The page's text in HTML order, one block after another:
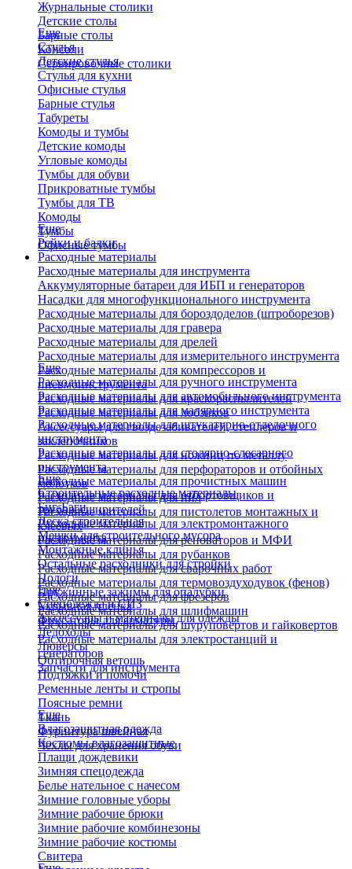
Журнальные столики
​Детские столы
Барные столы
Консоли
Сервировочные столики
Еще
Стулья
Детские стулья
Стулья для кухни
Офисные стулья
Барные стулья
Табуреты
Комоды и тумбы
Детские комоды
Угловые комоды
Тумбы для обуви
Прикроватные тумбы
Тумбы для ТВ
Комоды
Тумбы
Офисные тумбы
Еще
Рейки и балки
Расходные материалы
Расходные материалы для инструмента
Аккумуляторные батареи для ИБП и генераторов
Насадки для многофункционального инструмента
Расходные материалы для бороздоделов (штроборезов)
Расходные материалы для гравера
Расходные материалы для дрелей
Расходные материалы для измерительного инструмента
Расходные материалы для компрессоров и
пневмоинструмента
Расходные материалы для краскораспылителей
Расходные материалы для лобзиков
Аксессуары для гвоздезабивателей, степлеров и
заклепочников
Расходные материалы для ножниц по металлу
Расходные материалы для перфораторов и отбойных
молотков
Расходные материалы для пил
Расходные материалы для пистолетов монтажных и
клеевых
Расходные материалы для реноваторов и МФИ
Расходные материалы для рубанков
Расходные материалы для сварочных работ
Расходные материалы для термовоздуходувок (фенов)
Расходные материалы для фрезеров
Расходные материалы для шлифмашин
Расходные материалы для шуруповертов и гайковертов
Расходные материалы для электростанций и
генераторов
Запчасти для инструмента
Еще
Расходные материалы для ручного инструмента
Расходные материалы для автомобильного инструмента
Расходные материалы для малярного инструмента
Расходные материалы для штукатурно-отделочного
инструмента
Расходные материалы для столярно-слесарного
инструмента
Расходные материалы для прочистных машин
Расходные материалы для отбортовщиков и
труборасширителей
Расходные материалы для электромонтажного
инструмента
Еще
Строительные расходные материалы
Биг-Бэги
Леска строительная
Мешки для строительного мусора
Монтажные клинья
Остальные расходники для стройки
Пологи
Пружинные зажимы для опалубки
Укрывная пленка
Фиксаторы для арматуры
Еще
Спецодежда и СИЗ
Аксессуары и материалы для одежды
Ледоходы
Люверсы
Обтирочная ветошь
Подтяжки и помочи
Ременные ленты и стропы
Поясные ремни
Ткань
Фурнитура швейная
Чехлы для хранения обуви
Еще
Влагозащитная одежда
Костюмы влагозащитные
Плащи дождевики
Зимняя спецодежда
Белье нательное с начесом
Зимние головные уборы
Зимние рабочие брюки
Зимние рабочие комбинезоны
Зимние рабочие костюмы
Свитера